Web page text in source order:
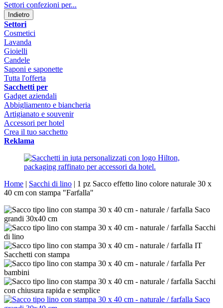
Settori confezioni per...
Indietro
Settori
Cosmetici
Lavanda
Gioielli
Candele
Saponi e saponette
Tutta l'offerta
Sacchetti per
Gadget aziendali
Abbigliamento e biancheria
Artigianato e souvenir
Accessori per hotel
Crea il tuo sacchetto
Reklama
Home | Sacchi di lino | 1 pz Sacco effetto lino colore naturale 30 x
40 cm con stampa "Farfalla"